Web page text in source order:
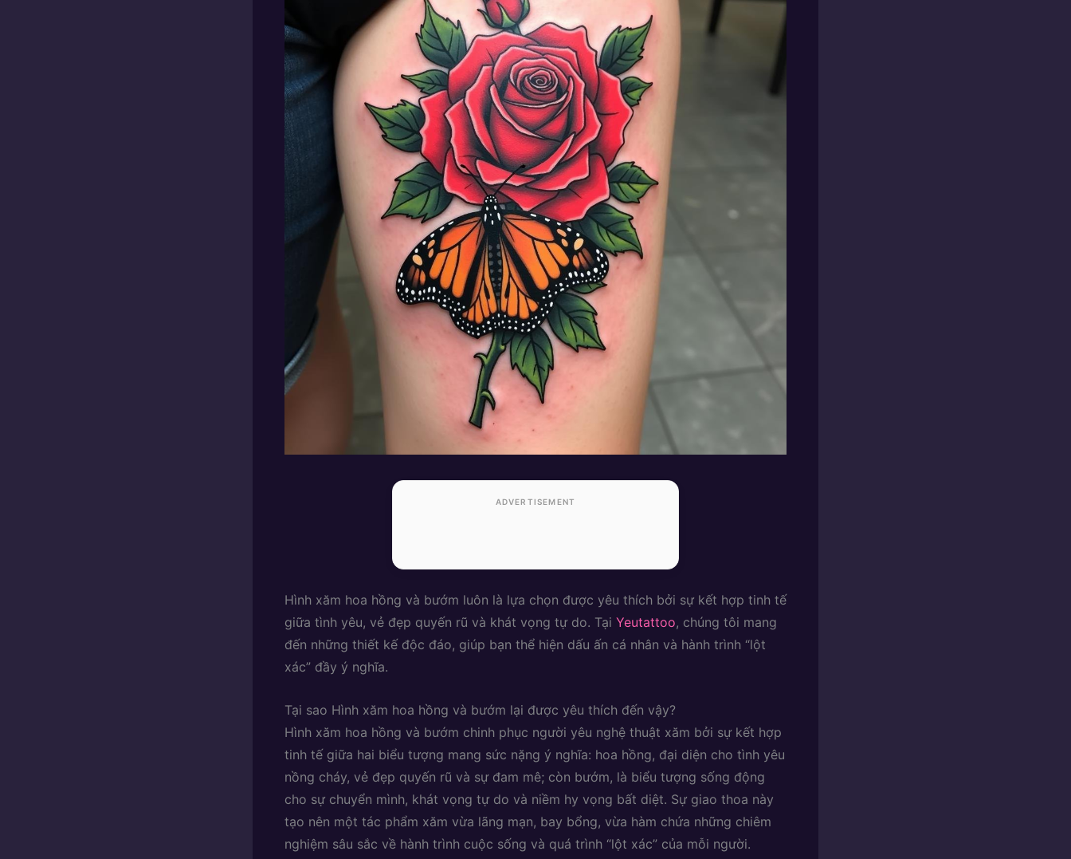
ADVERTISEMENT
Hình xăm hoa hồng và bướm luôn là lựa chọn được yêu thích bởi sự kết hợp tinh tế
giữa tình yêu, vẻ đẹp quyến rũ và khát vọng tự do. Tại Yeutattoo, chúng tôi mang
đến những thiết kế độc đáo, giúp bạn thể hiện dấu ấn cá nhân và hành trình “lột
xác” đầy ý nghĩa.
Tại sao Hình xăm hoa hồng và bướm lại được yêu thích đến vậy?
Hình xăm hoa hồng và bướm chinh phục người yêu nghệ thuật xăm bởi sự kết hợp
tinh tế giữa hai biểu tượng mang sức nặng ý nghĩa: hoa hồng, đại diện cho tình yêu
nồng cháy, vẻ đẹp quyến rũ và sự đam mê; còn bướm, là biểu tượng sống động
cho sự chuyển mình, khát vọng tự do và niềm hy vọng bất diệt. Sự giao thoa này
tạo nên một tác phẩm xăm vừa lãng mạn, bay bổng, vừa hàm chứa những chiêm
nghiệm sâu sắc về hành trình cuộc sống và quá trình “lột xác” của mỗi người.